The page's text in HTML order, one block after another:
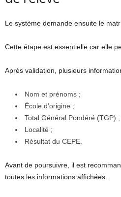
Le système demande ensuite le
Cette étape est essentielle car elle
Après validation, plusieurs
Nom et prénoms ;
École d’origine ;
Total Général Pondéré (TGP) ;
Localité ;
Résultat du CEPE.
Avant de poursuivre, il est
toutes les informations affichées.